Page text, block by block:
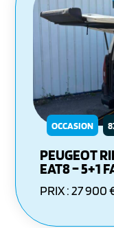
OCCASION
PEUGEOT
EAT8 – 5+1
PRIX : 27 900